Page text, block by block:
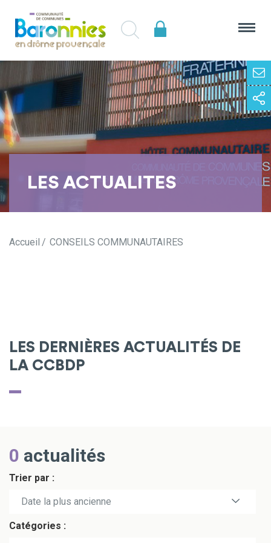
LES ACTUALITES
Accueil CONSEILS COMMUNAUTAIRES
LES DERNIÈRES ACTUALITÉS DE
LA CCBDP
0 actualités
Trier par :
Date la plus récente
Date la plus ancienne
Catégories :